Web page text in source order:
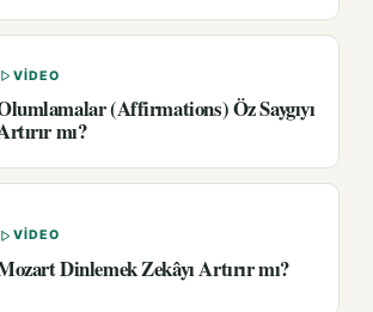
VIDEO
(Affirmations) Öz Saygıyı
mı?
VIDEO
Dinlemek Zekâyı Artırır mı?